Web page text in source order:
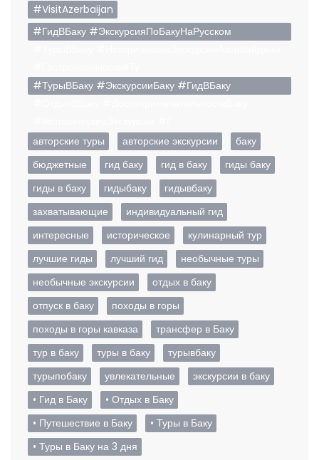
#VisitAzerbaijan
#ГидВБаку #ЭкскурсияПоБакуНаРусском
#ТурыВБаку #ЭкскурсииБаку #ГидВБаку
авторские туры
авторские экскурсии
баку
бюджетные
гид баку гид в баку
гиды баку
гиды в баку
гидыбаку
гидывбаку
захватывающие
индивидуальный гид
интересные
историческое
кулинарный тур
лучшие гиды
лучший гид
необычные туры
необычные экскурсии
отдых в баку
отпуск в баку
походы в горы
походы в горы кавказа
трансфер в Баку
тур в баку
туры в баку
турывбаку
турыпобаку
увлекательные
экскурсии в баку
• Гид в Баку
• Отдых в Баку
• Путешествие в Баку
• Туры в Баку
• Туры в Баку на 3 дня